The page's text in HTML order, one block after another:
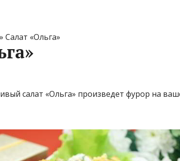
» Салат «Ольга»
салат «Ольга» произведет фурор на